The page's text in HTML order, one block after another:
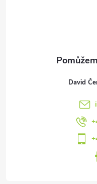
David